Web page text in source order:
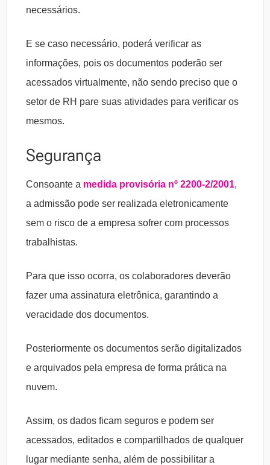
necessários.
E se caso necessário, poderá verificar as
informações, pois os documentos poderão ser
acessados virtualmente, não sendo preciso que o
setor de RH pare suas atividades para verificar os
mesmos.
Segurança
Consoante a medida provisória nº 2200-2/2001,
a admissão pode ser realizada eletronicamente
sem o risco de a empresa sofrer com processos
trabalhistas.
Para que isso ocorra, os colaboradores deverão
fazer uma assinatura eletrônica, garantindo a
veracidade dos documentos.
Posteriormente os documentos serão digitalizados
e arquivados pela empresa de forma prática na
nuvem.
Assim, os dados ficam seguros e podem ser
acessados, editados e compartilhados de qualquer
lugar mediante senha, além de possibilitar a